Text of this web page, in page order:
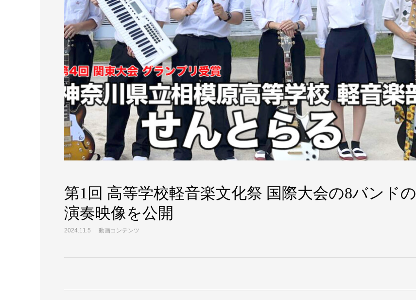
第1回 高等学校軽音楽文化祭 国際大会の8バンドの
演奏映像を公開
2024.11.5 動画コンテンツ